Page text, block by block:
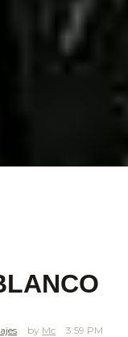
Mc 3.59 PM